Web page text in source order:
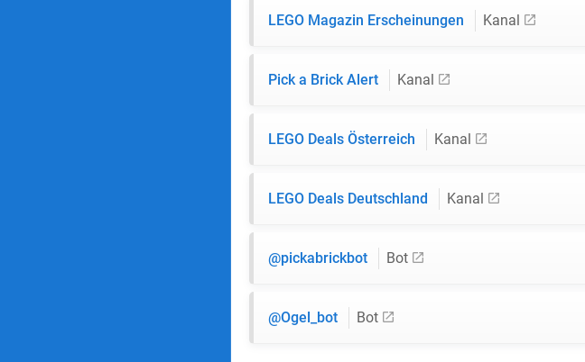
LEGO Magazin Erscheinungen Kanal
Pick a Brick Alert Kanal
LEGO Deals Österreich Kanal
LEGO Deals Deutschland Kanal
@pickabrickbot Bot
@Ogel_bot Bot